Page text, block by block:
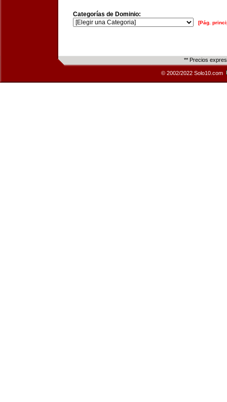
Categorías de Dominio:
[Pág.
** Precios
© 2002/2022 Solo10.com